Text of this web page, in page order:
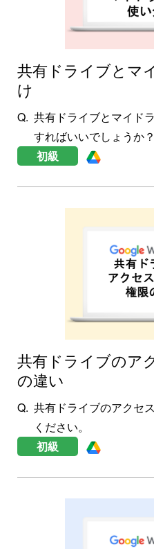
共有ドライブとマ
け
共有ドライブとマイド
すればいいでしょうか？
初級
共有ドライブのア
の違い
共有ドライブのアクセ
ください。
初級